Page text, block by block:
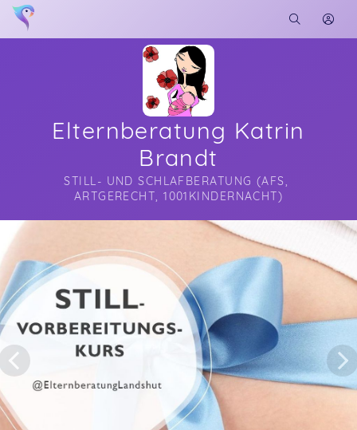
Elternberatung Katrin
Brandt
STILL- UND SCHLAFBERATUNG (AFS,
ARTGERECHT, 1001KINDERNACHT)
Soon you will learn more about me here...